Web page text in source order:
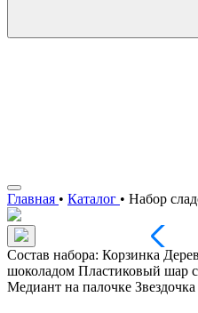
Главная • Каталог • Набор
Состав набора: Корзинка
шоколадом Пластиковый шар
Медиант на палочке